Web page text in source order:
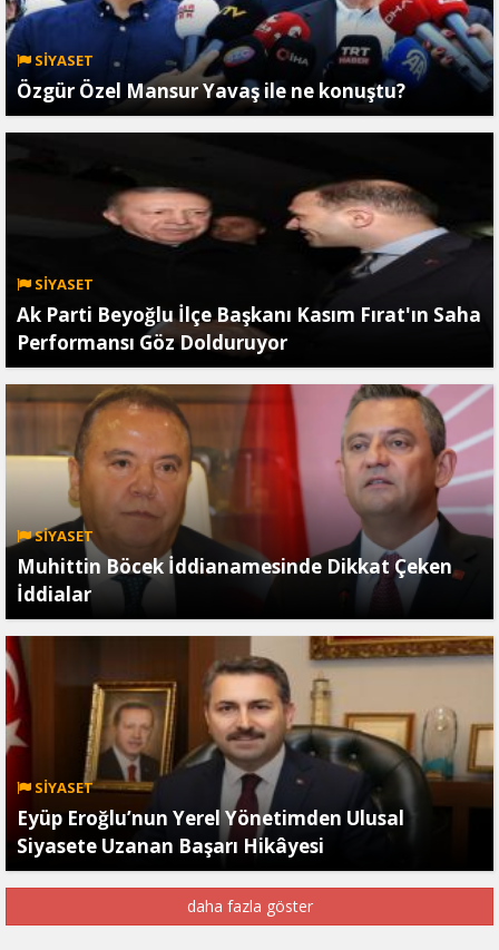
SİYASET
Özgür Özel Mansur Yavaş ile ne konuştu?
SİYASET
Ak Parti Beyoğlu İlçe Başkanı Kasım Fırat'ın Saha
Performansı Göz Dolduruyor
SİYASET
Muhittin Böcek İddianamesinde Dikkat Çeken
İddialar
SİYASET
Eyüp Eroğlu’nun Yerel Yönetimden Ulusal
Siyasete Uzanan Başarı Hikâyesi
daha fazla göster